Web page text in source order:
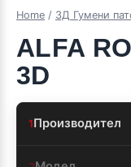
Home / 3Д Гумени
ALFA
3D
1Производител